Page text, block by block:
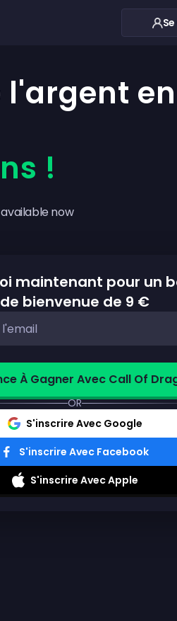
en
!
now
maintenant pour un
de bienvenue de 9 €
À Gagner Avec Call Of
OR
S'inscrire Avec Google
S'inscrire Avec Facebook
S'inscrire Avec Apple